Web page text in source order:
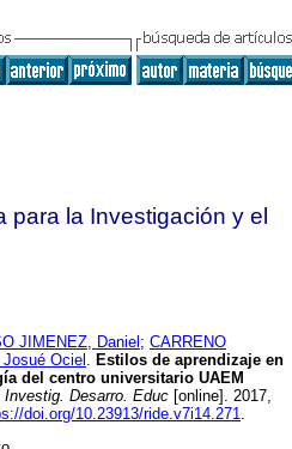
para la Investigación y el
JIMENEZ, Daniel ; CARRENO
Ociel . Estilos de aprendizaje en
del centro universitario UAEM
Desarro. Educ [online]. 2017,
doi.org/10.23913/ride.v7i14.271.